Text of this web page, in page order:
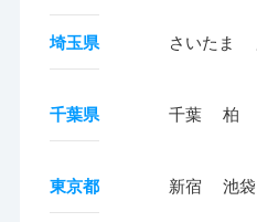
埼玉県 さいたま
千葉県 千葉 柏
東京都 新宿 池袋